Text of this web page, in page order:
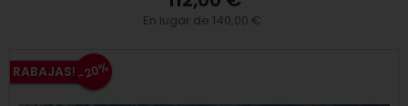
En lugar de 140,00 €
RABAJAS!-20%